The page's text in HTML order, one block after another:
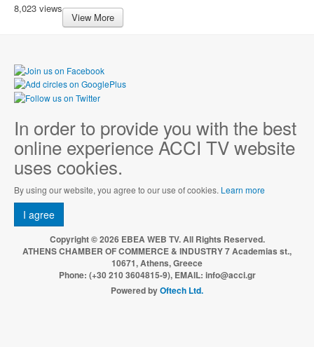
8,023 views
View More
In order to provide you with the best
online experience ACCI TV website
uses cookies.
By using our website, you agree to our use of cookies. Learn more
I agree
Copyright © 2026 EBEA WEB TV. All Rights Reserved.
ATHENS CHAMBER OF COMMERCE & INDUSTRY 7 Academias st.,
10671, Athens, Greece
Phone: (+30 210 3604815-9), EMAIL: info@acci.gr
Powered byOftech Ltd.